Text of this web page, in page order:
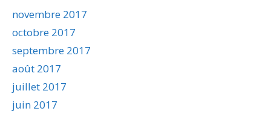
novembre 2017
octobre 2017
septembre 2017
août 2017
juillet 2017
juin 2017